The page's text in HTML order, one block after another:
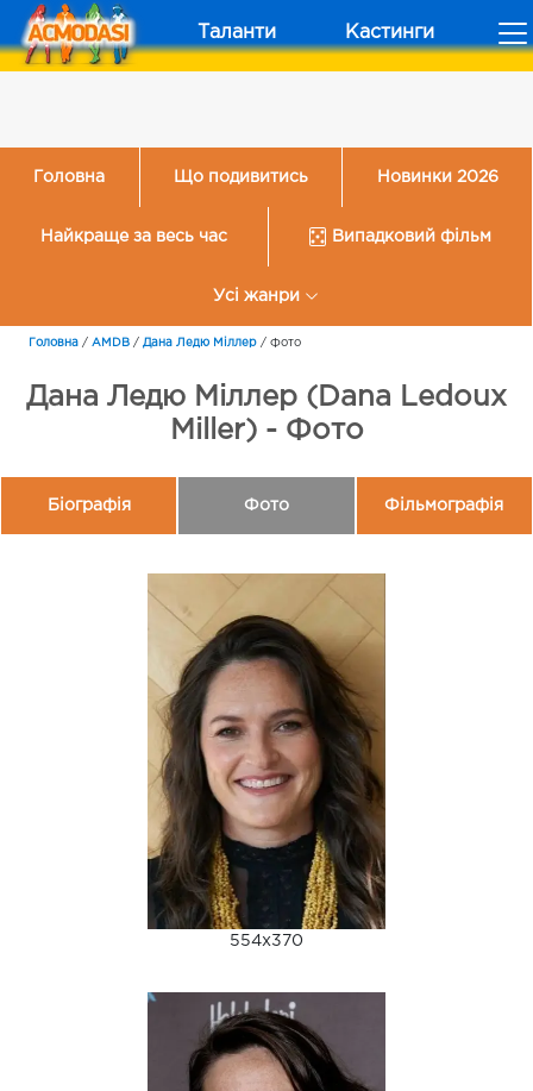
Таланти Кастинги
Головна Що подивитись Новинки 2026
Найкраще за весь час Випадковий фільм
Усі жанри
Головна / AMDB / Дана Ледю Міллер / Фото
Дана Ледю Міллер (Dana Ledoux
Miller) - Фото
Біографія Фото Фільмографія
554x370